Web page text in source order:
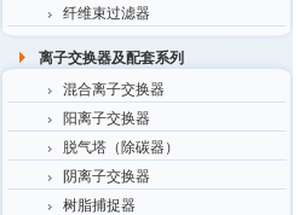
纤维束过滤器
离子交换器及配套系列
混合离子交换器
阳离子交换器
脱气塔（除碳器）
阴离子交换器
树脂捕捉器